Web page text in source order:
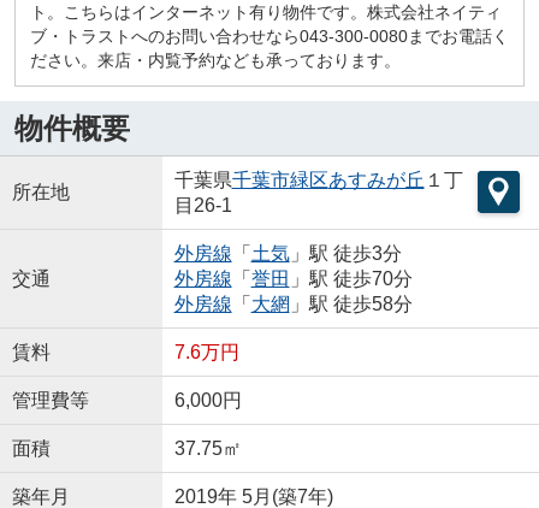
ト。こちらはインターネット有り物件です。株式会社ネイティ
ブ・トラストへのお問い合わせなら043-300-0080までお電話く
ださい。来店・内覧予約なども承っております。
物件概要
所在地
千葉県千葉市緑区あすみが丘 １丁
目26-1
交通
外房線 「 土気」駅 徒歩3分
外房線 「 誉田 」駅 徒歩70分
外房線 「 大網 」駅 徒歩58分
賃料 7.6万円
管理費等 6,000円
面積 37.75㎡
築年月 2019年 5月(築7年)